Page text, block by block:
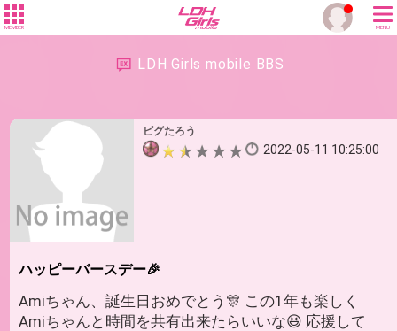
MEMBER MENU
LDH Girls mobile BBS
ピグたろう
2022-05-11 10:25:00
ハッピーバースデー🎉
Amiちゃん、誕生日おめでとう🎊 この1年も楽しく
Amiちゃんと時間を共有出来たらいいな😆 応援して